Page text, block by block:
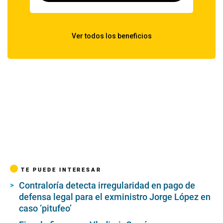
TE PUEDE INTERESAR
Contraloría detecta irregularidad en pago de
defensa legal para el exministro Jorge López en
caso ‘pitufeo’